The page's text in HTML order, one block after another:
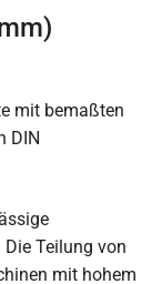
Teilung von
mit hohem